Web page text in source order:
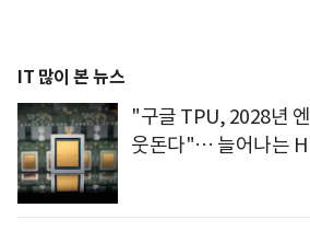
IT 많이 본 뉴스
"구글 TPU, 2028년
웃돈다"… 늘어나는